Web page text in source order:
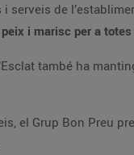
serveis de
i marisc per a
també ha
el Grup Bon Preu